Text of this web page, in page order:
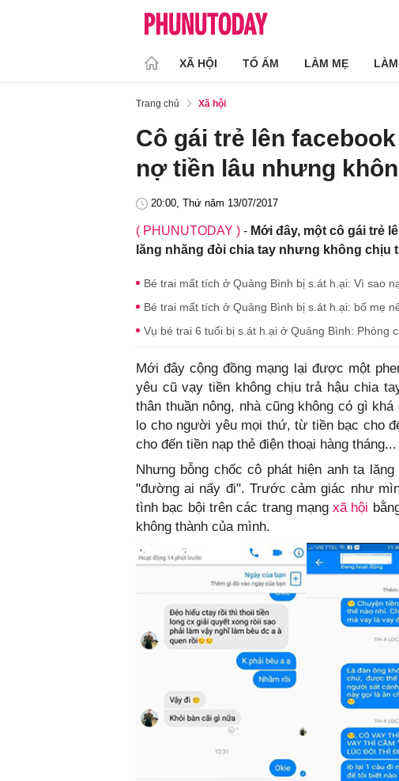
XÃ HỘI TỔ ẤM LÀM MẸ
Trang chủ Xã hội
Cô gái trẻ lên
nợ tiền lâu nhưng
20:00, Thứ năm 13/07/2017
( PHUNUTODAY ) - Mới đây, một cô gái trẻ
lăng nhăng đòi chia tay nhưng không chịu
Bé trai mất tích ở Quảng Bình bị s.át h.ại: Vì sao
Bé trai mất tích ở Quảng Bình bị s.át h.ại: bố mẹ
Vụ bé trai 6 tuổi bị s.át h.ại ở Quảng Bình: Phòng
Mới đây cộng đồng mạng lại được một
yêu cũ vạy tiền không chịu trả hậu chia
thân thuần nông, nhà cũng không có gì
lo cho người yêu mọi thứ, từ tiền bạc cho
cho đến tiền nạp thẻ điện thoại hàng tháng...
Nhưng bỗng chốc cô phát hiện anh ta
"đường ai nấy đi". Trước cảm giác như
tình bạc bội trên các trang mạngxã hội
không thành của mình.